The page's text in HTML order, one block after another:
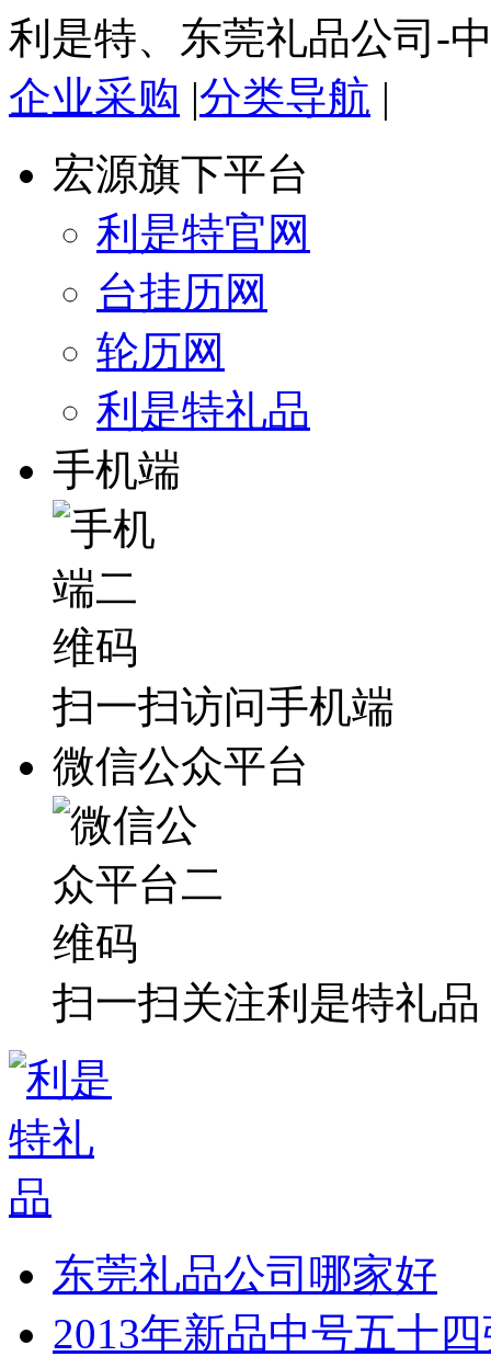
利是特、东莞礼品公司-
企业采购 |分类导航 |
宏源旗下平台
利是特官网
台挂历网
轮历网
利是特礼品
手机端
扫一扫访问手机端
微信公众平台
扫一扫关注利是特礼品
东莞礼品公司哪家好
2013年新品中号五十